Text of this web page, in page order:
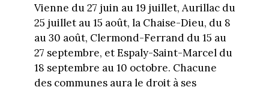
Vienne du 27 juin au 19 juillet, Aurillac du
25 juillet au 15 août, la Chaise-Dieu, du 8
au 30 août, Clermond-Ferrand du 15 au
27 septembre, et Espaly-Saint-Marcel du
18 septembre au 10 octobre. Chacune
des communes aura le droit à ses